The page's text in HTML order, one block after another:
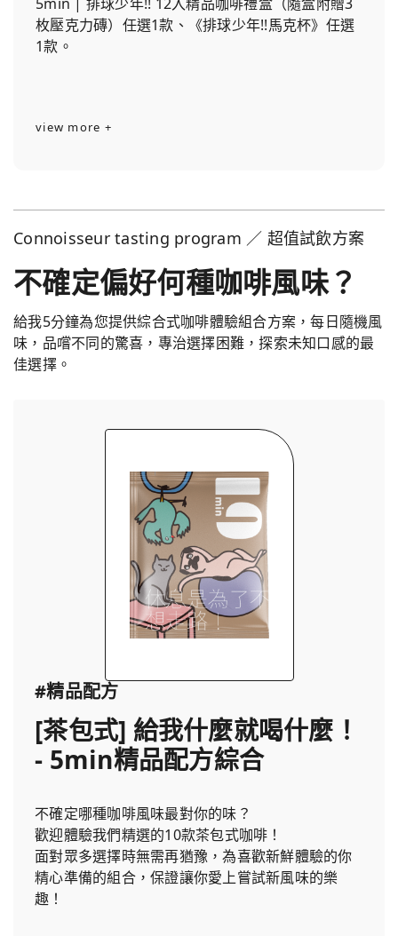
枚壓克力磚）任選1款、《排球少年!!馬克杯》任選
1款。
view more +
Connoisseur tasting program ／ 超值試飲方案
不確定偏好何種咖啡風味？
給我5分鐘為您提供綜合式咖啡體驗組合方案，每日隨機風
味，品嚐不同的驚喜，專治選擇困難，探索未知口感的最
佳選擇。
#精品配方
[茶包式] 給我什麼就喝什麼！
- 5min精品配方綜合
不確定哪種咖啡風味最對你的味？
歡迎體驗我們精選的10款茶包式咖啡！
面對眾多選擇時無需再猶豫，為喜歡新鮮體驗的你
精心準備的組合，保證讓你愛上嘗試新風味的樂
趣！